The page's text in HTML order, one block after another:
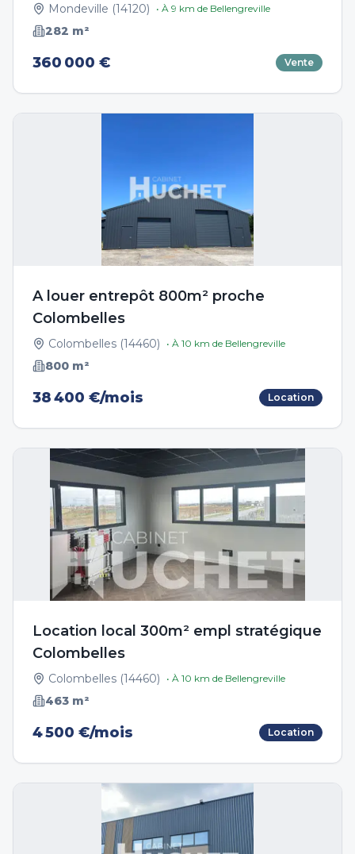
Mondeville (14120) • À 9 km de Bellengreville
282 m²
360 000 € Vente
A louer entrepôt 800m² proche
Colombelles
Colombelles (14460) • À 10 km de Bellengreville
800 m²
38 400 €/mois Location
Location local 300m² empl stratégique
Colombelles
Colombelles (14460) • À 10 km de Bellengreville
463 m²
4 500 €/mois Location